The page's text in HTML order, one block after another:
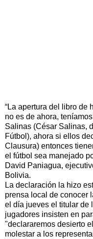
“La apertura del libro de
no es de ahora,
Salinas (César Salinas,
Fútbol), ahora si ellos
Clausura) entonces
el fútbol sea manejado
David Paniagua,
Bolivia.
La declaración la hizo
prensa local de conocer
el día jueves el titular de
jugadores insisten en
"declararemos desierto
molestar a los